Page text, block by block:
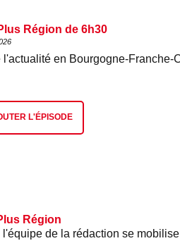
Région de 6h30
l'actualité en Bourgogne-Franche-
L'ÉPISODE
Région
l'équipe de la rédaction se